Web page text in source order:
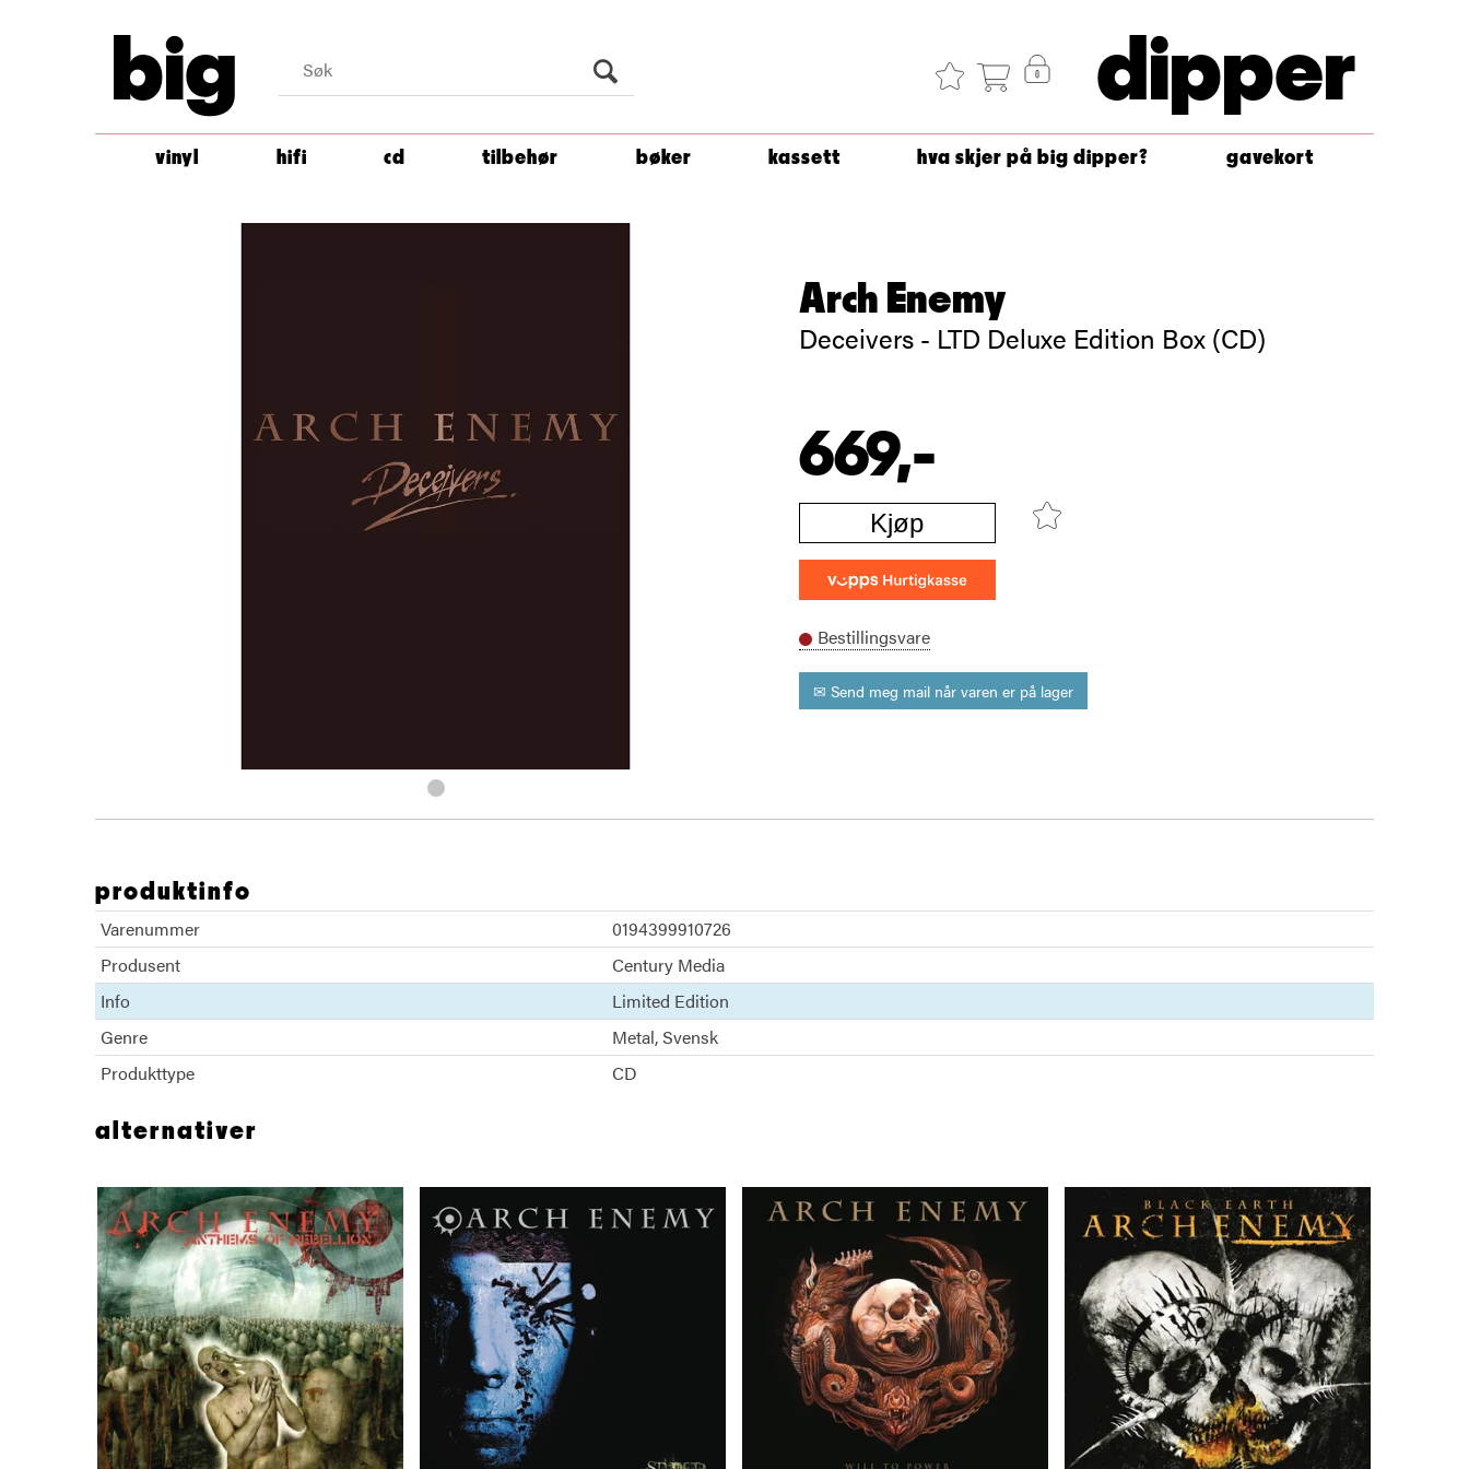
big dipper
vinyl hifi cd tilbehør bøker kassett hva skjer på big dipper? gavekort
Arch Enemy
Deceivers - LTD Deluxe Edition Box (CD)
669,-
Kjøp
Bestillingsvare
✉ Send meg mail når varen er på lager
produktinfo
Varenummer
0194399910726
Produsent
Century Media
Info
Limited Edition
Genre
Metal Svensk
Produkttype
CD
alternativer